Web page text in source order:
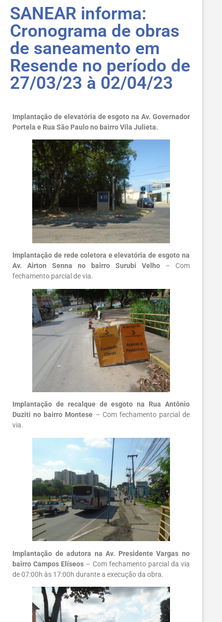
SANEAR informa:
Cronograma de obras
de saneamento em
Resende no período de
27/03/23 à 02/04/23
Implantação de elevatória de esgoto na Av. Governador
Portela e Rua São Paulo no bairro Vila Julieta.
Implantação de rede coletora e elevatória de esgoto na
Av. Airton Senna no bairro Surubi Velho – Com
fechamento parcial de via.
Implantação de recalque de esgoto na Rua Antônio
Duziti no bairro Montese – Com fechamento parcial de
via.
Implantação de adutora na Av. Presidente Vargas no
bairro Campos Elíseos – Com fechamento parcial da via
de 07:00h às 17:00h durante a execução da obra.